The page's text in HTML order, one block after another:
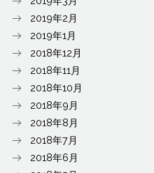
2019年2月
2019年1月
2018年12月
2018年11月
2018年10月
2018年9月
2018年8月
2018年7月
2018年6月